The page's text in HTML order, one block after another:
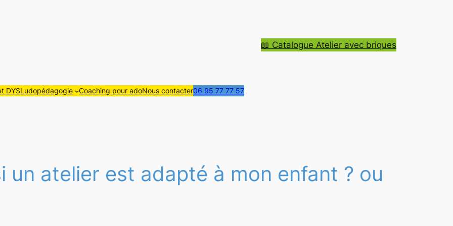
📖 Catalogue Atelier avec briques
DYSLudopédagogie Coaching pour adoNous contacter06 95 77 77 57
un atelier est adapté à mon enfant ? ou